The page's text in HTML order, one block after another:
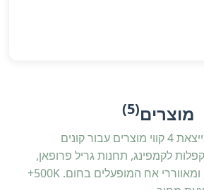
מוצרים(5)
VOOMA מייצרת ומייצאת 4 קווי מוצרים עבור קונים
לקמפינג, תחנות גריל פרופאן,
מאווררי חוץ נטענים, ומאווררי אח המופעלים בחום. 500K+